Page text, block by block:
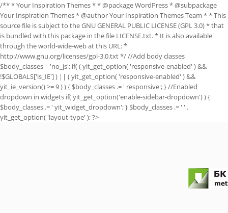
/** * Your Inspiration Themes * * @package WordPress * @subpackage
Your Inspiration Themes * @author Your Inspiration Themes Team * * This
source file is subject to the GNU GENERAL PUBLIC LICENSE (GPL 3.0) * that
is bundled with this package in the file LICENSE.txt. * It is also available
through the world-wide-web at this URL: *
http://www.gnu.org/licenses/gpl-3.0.txt */ //Add body classes
$body_classes = 'no_js'; if( ( yit_get_option( 'responsive-enabled' ) &&
!$GLOBALS['is_IE'] ) || ( yit_get_option( 'responsive-enabled' ) &&
yit_ie_version() >= 9 ) ) { $body_classes .= ' responsive'; } //Enabled
dropdown in widgets if( yit_get_option('enable-sidebar-dropdown') ) {
$body_classes .= ' yit_widget_dropdown'; } $body_classes .= ' ' .
yit_get_option( 'layout-type' ); ?>